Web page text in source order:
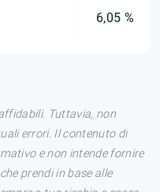
6,05 %
Tuttavia, non
errori. Il contenuto di
e non intende fornire
prendi in base alle